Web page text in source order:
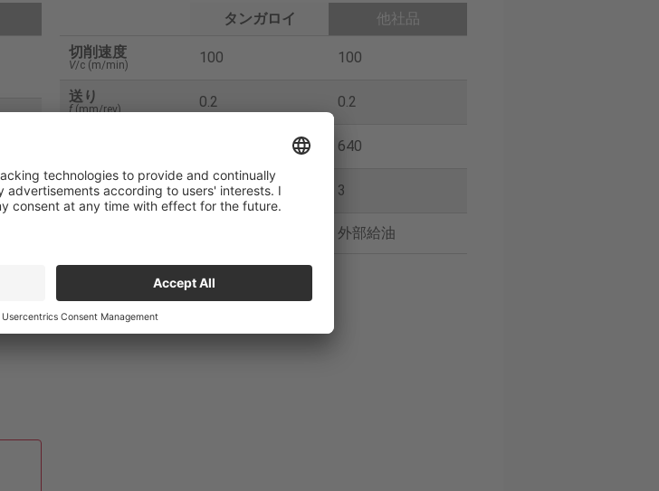
タンガロイ
他社品
切削速度
V/c (m/min) 100 100
送り
f(mm/rev) 0.2 0.2
640
穴深さ
(mm) 3 3
外部給油